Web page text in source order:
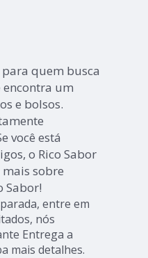
quem busca
um
e bolsos.
você está
o Rico Sabor
sobre
Sabor!
entre em
nós
Entrega a
mais detalhes.